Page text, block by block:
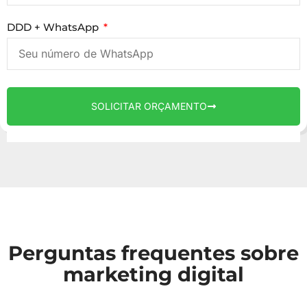
DDD + WhatsApp
SOLICITAR ORÇAMENTO
Perguntas frequentes sobre
marketing digital